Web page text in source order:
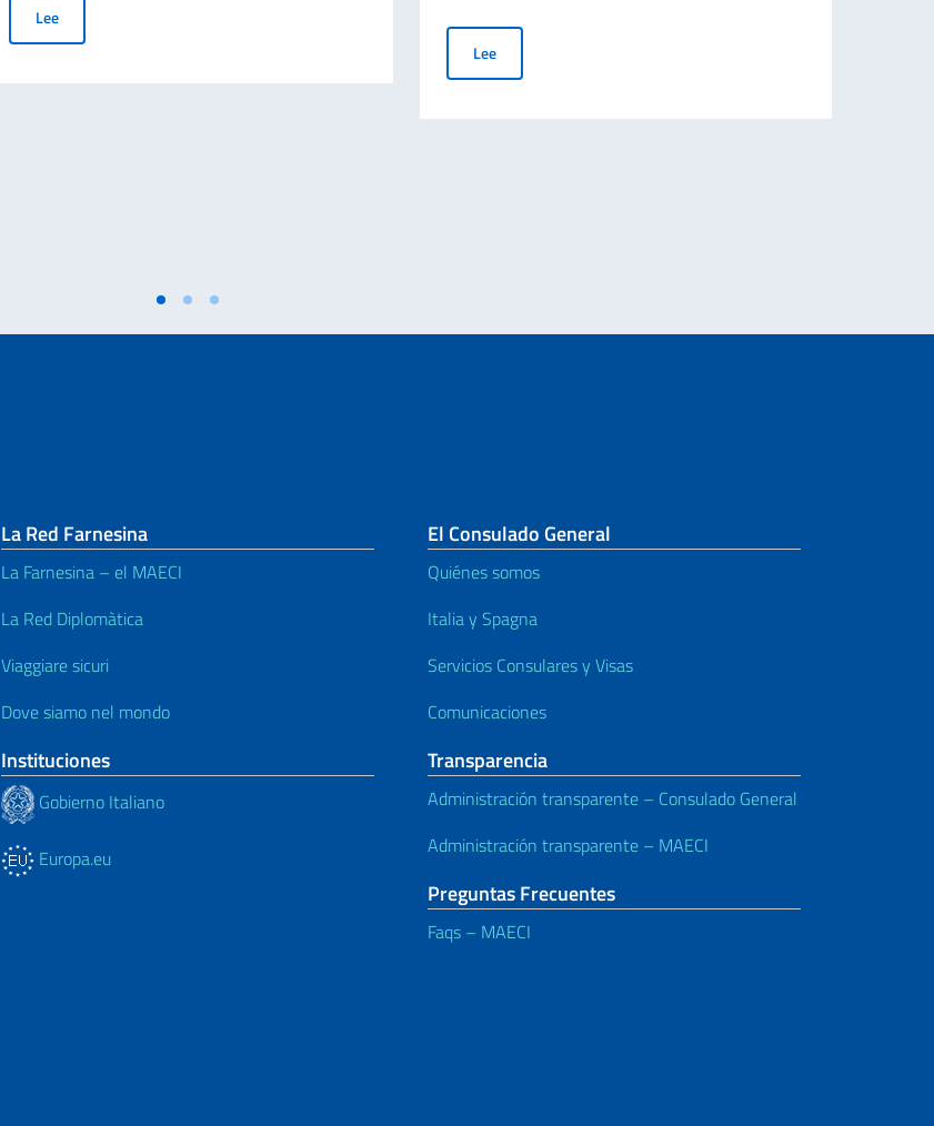
LeeSERVICIO DEDICADO A LOS CIUDADANOS ITALIANOS MAYORES DE 70 AÑOS
LeeDOCUMENTOS DE IDENTIDAD ELECTRÓNICOS: VALIDEZ
La Red Farnesina
La Farnesina – el MAECI
La Red Diplomàtica
Viaggiare sicuri
Dove siamo nel mondo
Instituciones
Gobierno Italiano
Europa.eu
El Consulado General
Quiénes somos
Italia y Spagna
Servicios Consulares y Visas
Comunicaciones
Transparencia
Administración transparente – Consulado General
Administración transparente – MAECI
Preguntas Frecuentes
Faqs – MAECI